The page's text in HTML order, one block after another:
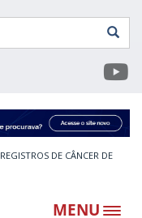
REGISTROS DE CÂNCER DE
MENU